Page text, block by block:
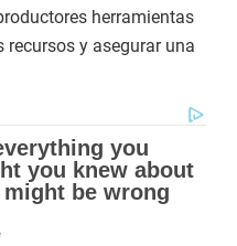
herramientas
y asegurar una